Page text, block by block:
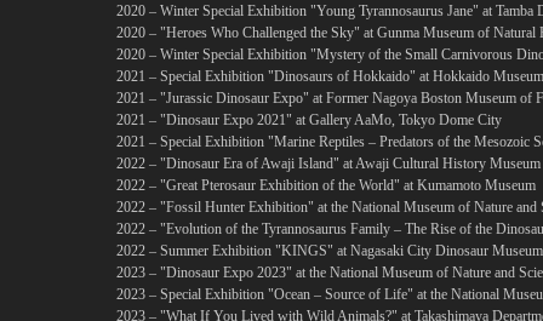
2020 – Winter Special Exhibition "Young Tyrannosaurus Jane" at
2020 – "Heroes Who Challenged the Sky" at Gunma Museum of Natural
2020 – Winter Special Exhibition "Mystery of the Small Carnivorous
2021 – Special Exhibition "Dinosaurs of Hokkaido" at Hokkaido Museum
2021 – "Jurassic Dinosaur Expo" at Former Nagoya Boston Museum of
2021 – "Dinosaur Expo 2021" at Gallery AaMo, Tokyo Dome City
2021 – Special Exhibition "Marine Reptiles – Predators of the Mesozoic
2022 – "Dinosaur Era of Awaji Island" at Awaji Cultural History Museum
2022 – "Great Pterosaur Exhibition of the World" at Kumamoto Museum
2022 – "Fossil Hunter Exhibition" at the National Museum of Nature and
2022 – "Evolution of the Tyrannosaurus Family – The Rise of the
2022 – Summer Exhibition "KINGS" at Nagasaki City Dinosaur Museum
2023 – "Dinosaur Expo 2023" at the National Museum of Nature and
2023 – Special Exhibition "Ocean – Source of Life" at the National
2023 – "What If You Lived with Wild Animals?" at Takashimaya